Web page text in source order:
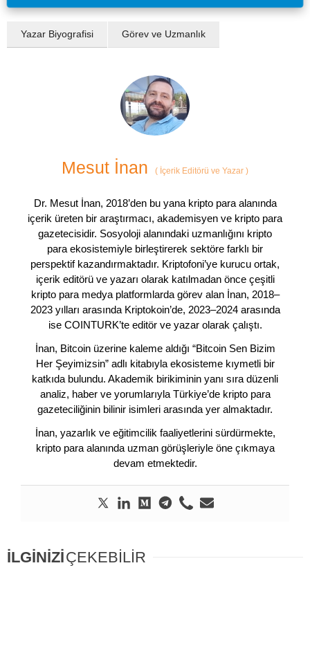
Yazar Biyografisi Görev ve Uzmanlık
Mesut İnan ( İçerik Editörü ve Yazar )
Dr. Mesut İnan, 2018’den bu yana kripto para alanında
içerik üreten bir araştırmacı, akademisyen ve kripto para
gazetecisidir. Sosyoloji alanındaki uzmanlığını kripto
para ekosistemiyle birleştirerek sektöre farklı bir
perspektif kazandırmaktadır. Kriptofoni’ye kurucu ortak,
içerik editörü ve yazarı olarak katılmadan önce çeşitli
kripto para medya platformlarda görev alan İnan, 2018–
2023 yılları arasında Kriptokoin’de, 2023–2024 arasında
ise COINTURK’te editör ve yazar olarak çalıştı.
İnan, Bitcoin üzerine kaleme aldığı “Bitcoin Sen Bizim
Her Şeyimizsin” adlı kitabıyla ekosisteme kıymetli bir
katkıda bulundu. Akademik birikiminin yanı sıra düzenli
analiz, haber ve yorumlarıyla Türkiye’de kripto para
gazeteciliğinin bilinir isimleri arasında yer almaktadır.
İnan, yazarlık ve eğitimcilik faaliyetlerini sürdürmekte,
kripto para alanında uzman görüşleriyle öne çıkmaya
devam etmektedir.
İLGİNİZİÇEKEBİLİR